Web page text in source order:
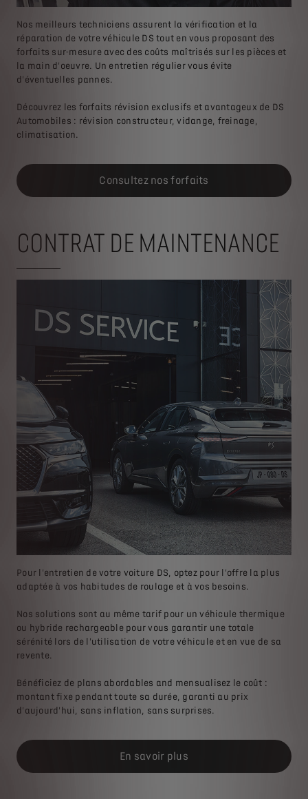
Nos meilleurs techniciens assurent la vérification et la
réparation de votre véhicule DS tout en vous proposant des
forfaits sur-mesure avec des coûts maîtrisés sur les pièces et
la main d'oeuvre. Un entretien régulier vous évite
d'éventuelles pannes.
Découvrez les forfaits révision exclusifs et avantageux de DS
Automobiles : révision constructeur, vidange, freinage,
climatisation.
Consultez nos forfaits
CONTRAT DE MAINTENANCE
Pour l'entretien de votre voiture DS, optez pour l'offre la plus
adaptée à vos habitudes de roulage et à vos besoins.
Nos solutions sont au même tarif pour un véhicule thermique
ou hybride rechargeable pour vous garantir une totale
sérénité lors de l'utilisation de votre véhicule et en vue de sa
revente.
Bénéficiez de plans abordables and mensualisez le coût :
montant fixe pendant toute sa durée, garanti au prix
d'aujourd'hui, sans inflation, sans surprises.
En savoir plus